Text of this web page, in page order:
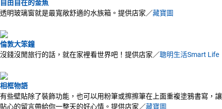
自由自在的金魚
透明玻璃窗就是最寬敞舒適的水族箱。提供店家／藏寶圖
倫敦大笨鐘
沒錢沒閒旅行的話，就在家裡看世界吧！提供店家／聰明生活Smart Life
相框物語
有些壁貼除了裝飾功能，也可以用粉筆或擦擦筆在上面重複塗鴉書寫，讓
貼心的留言帶給你一整天的好心情。提供店家／藏寶圖